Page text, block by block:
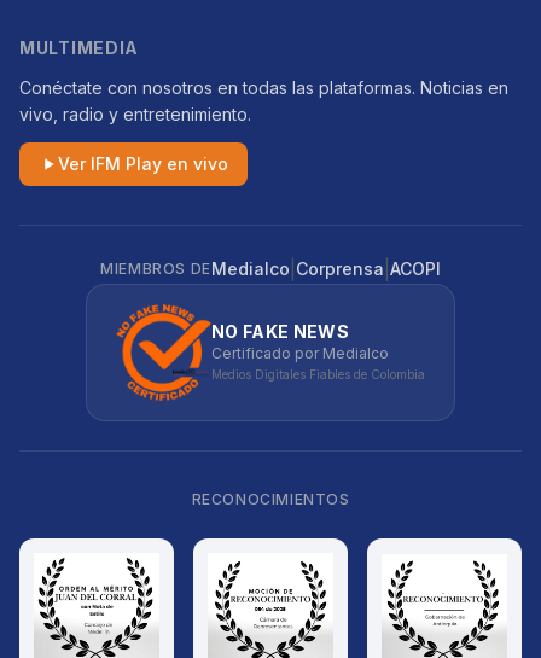
MULTIMEDIA
Conéctate con nosotros en todas las plataformas. Noticias en
vivo, radio y entretenimiento.
Ver IFM Play en vivo
MIEMBROS DEMedialco Corprensa ACOPI
NO FAKE NEWS
Certificado por Medialco
Medios Digitales Fiables de Colombia
RECONOCIMIENTOS